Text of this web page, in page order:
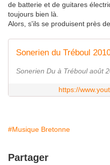
de batterie et de guitares
toujours bien là.
Alors, s'ils se produisent près de
Sonerien du Tréboul
Sonerien Du à Tréboul août
https://
#Musique Bretonne
Partager